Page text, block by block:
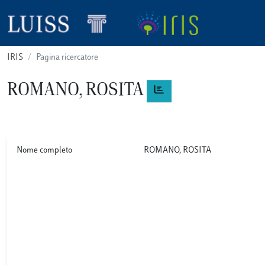
IRIS Pagina ricercatore
ROMANO, ROSITA
Nome completo ROMANO, ROSITA